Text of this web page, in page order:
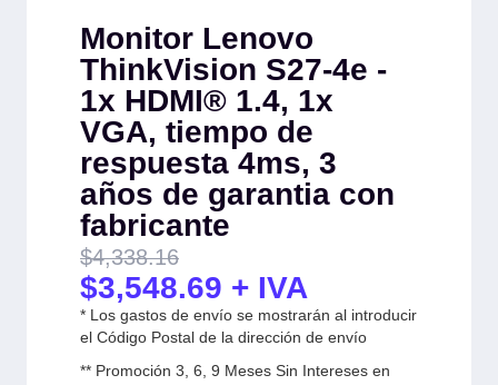
Monitor Lenovo
ThinkVision S27-4e -
1x HDMI® 1.4, 1x
VGA, tiempo de
respuesta 4ms, 3
años de garantia con
fabricante
$4,338.16
$3,548.69 + IVA
* Los gastos de envío se mostrarán al introducir
el Código Postal de la dirección de envío
** Promoción 3, 6, 9 Meses Sin Intereses en